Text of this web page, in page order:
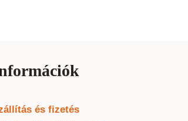
és fizetés